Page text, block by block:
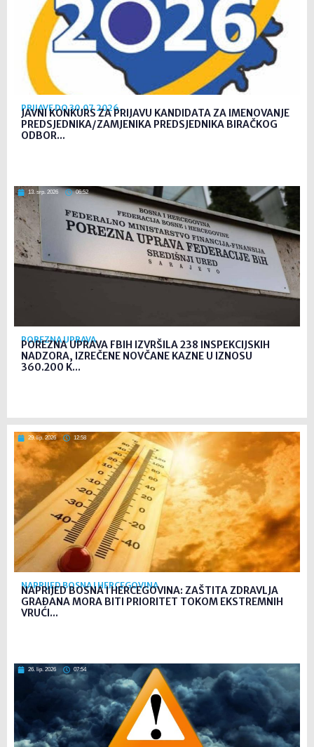
PRIJAVE DO 30.07.2026.
JAVNI KONKURS ZA PRIJAVU KANDIDATA ZA IMENOVANJE
PREDSJEDNIKA/ZAMJENIKA PREDSJEDNIKA BIRAČKOG
ODBOR...
13. srp. 2026 06:52
POREZNA UPRAVA
POREZNA UPRAVA FBIH IZVRŠILA 238 INSPEKCIJSKIH
NADZORA, IZREČENE NOVČANE KAZNE U IZNOSU
360.200 K...
29. lip. 2026 12:58
NAPRIJED BOSNA I HERCEGOVINA
NAPRIJED BOSNA I HERCEGOVINA: ZAŠTITA ZDRAVLJA
GRAĐANA MORA BITI PRIORITET TOKOM EKSTREMNIH
VRUĆI...
26. lip. 2026 07:54